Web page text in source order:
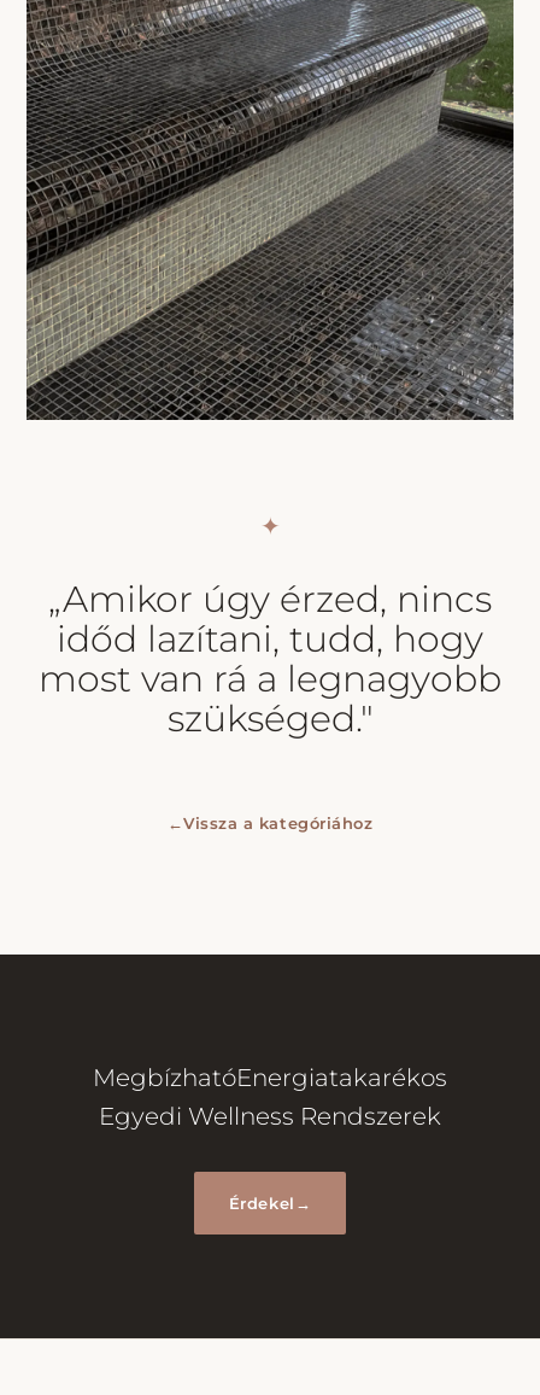
✦
„Amikor úgy érzed, nincs
időd lazítani, tudd, hogy
most van rá a legnagyobb
szükséged."
←Vissza a kategóriához
MegbízhatóEnergiatakarékos
Egyedi Wellness Rendszerek
Érdekel →